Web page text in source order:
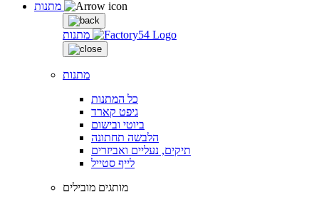
מתנות
מתנות
כל המתנות
גיפט קארד
ביוטי ובישום
הלבשה תחתונה
תיקים, נעליים ואביזרים
לייף סטייל
מותגים מובילים